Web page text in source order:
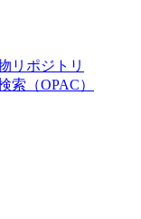
リポジトリ
索（OPAC）